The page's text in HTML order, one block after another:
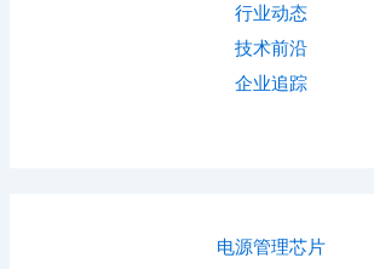
行业动态
技术前沿
企业追踪
电源管理芯片